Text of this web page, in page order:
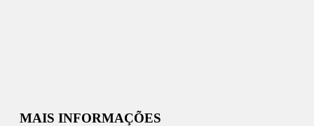
MAIS INFORMAÇÕES